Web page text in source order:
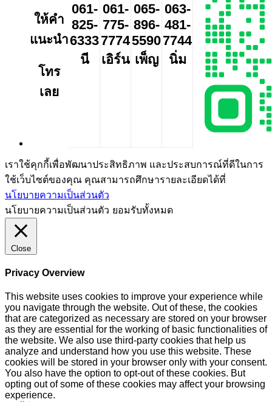
ให้คำ
แนะนำ
โทร
เลย
061-
825-
6333
นี
061-
775-
7774
เอิร์น
065-
896-
5590
เพ็ญ
063-
481-
7744
นิ่ม
เราใช้คุกกี้เพื่อพัฒนาประสิทธิภาพ และประสบการณ์ที่ดีในการ
ใช้เว็บไซต์ของคุณ คุณสามารถศึกษารายละเอียดได้ที่
นโยบายความเป็นส่วนตัว
นโยบายความเป็นส่วนตัว ยอมรับทั้งหมด
Close
Privacy Overview
This website uses cookies to improve your experience while
you navigate through the website. Out of these, the cookies
that are categorized as necessary are stored on your browser
as they are essential for the working of basic functionalities of
the website. We also use third-party cookies that help us
analyze and understand how you use this website. These
cookies will be stored in your browser only with your consent.
You also have the option to opt-out of these cookies. But
opting out of some of these cookies may affect your browsing
experience.